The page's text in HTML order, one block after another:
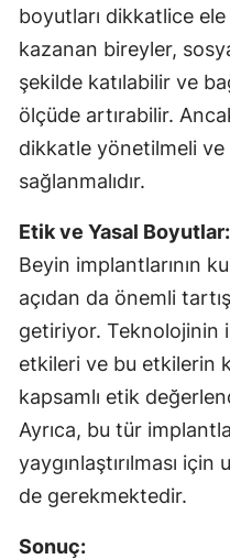
boyutları dikkatlice ele
kazanan bireyler,
şekilde katılabilir ve
ölçüde artırabilir.
dikkatle yönetilmeli
sağlanmalıdır.
Etik ve Yasal Boyutlar:
Beyin implantlarının
açıdan da önemli
getiriyor. Teknolojinin
etkileri ve bu etkilerin
kapsamlı etik
Ayrıca, bu tür
yaygınlaştırılması
de gerekmektedir.
Sonuç: